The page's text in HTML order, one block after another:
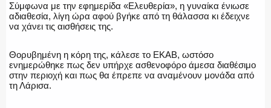
ΛΙΜΕΝΙΚΟ
ΕΝΟΠΛΕΣ ΔΥΝΑΜΕΙΣ
Σύμφωνα με την εφημερίδα «Ελευθερία», η γυναίκα ένιωσε
αδιαθεσία, λίγη ώρα αφού βγήκε από τη θάλασσα κι έδειχνε
να χάνει τις αισθήσεις της.
Θορυβημένη η κόρη της, κάλεσε το ΕΚΑΒ, ωστόσο
ενημερώθηκε πως δεν υπήρχε ασθενοφόρο άμεσα διαθέσιμο
στην περιοχή και πως θα έπρεπε να αναμένουν μονάδα από
τη Λάρισα.